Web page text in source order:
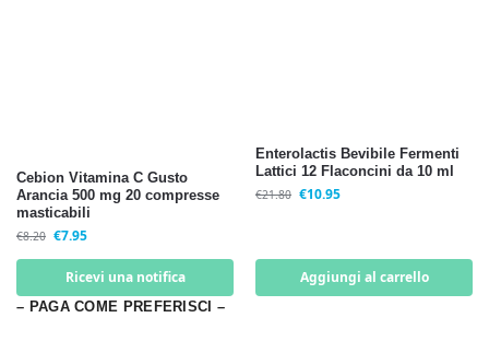
Cebion Vitamina C Gusto
Arancia 500 mg 20 compresse
masticabili
€8.20 €7.95
Ricevi una notifica
Enterolactis Bevibile Fermenti
Lattici 12 Flaconcini da 10 ml
€21.80 €10.95
Aggiungi al carrello
– PAGA COME PREFERISCI –